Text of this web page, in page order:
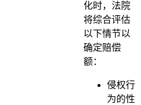
化时，法院
将综合评估
以下情节以
确定赔偿
额：
侵权行
为的性